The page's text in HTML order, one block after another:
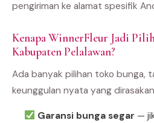
pengiriman ke alamat spesifik
Kenapa WinnerFleur Jadi
Kabupaten Pelalawan?
Ada banyak pilihan toko bunga,
keunggulan nyata yang
Garansi bunga segar —